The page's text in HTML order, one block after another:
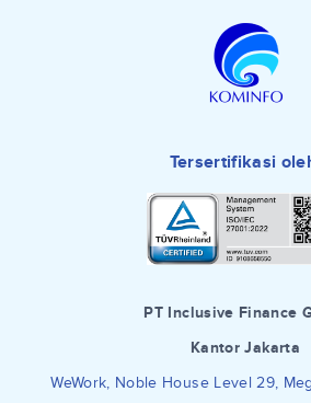
Tersertifikasi
PT Inclusive Finance
Kantor Jakarta
WeWork, Noble House Level 29,